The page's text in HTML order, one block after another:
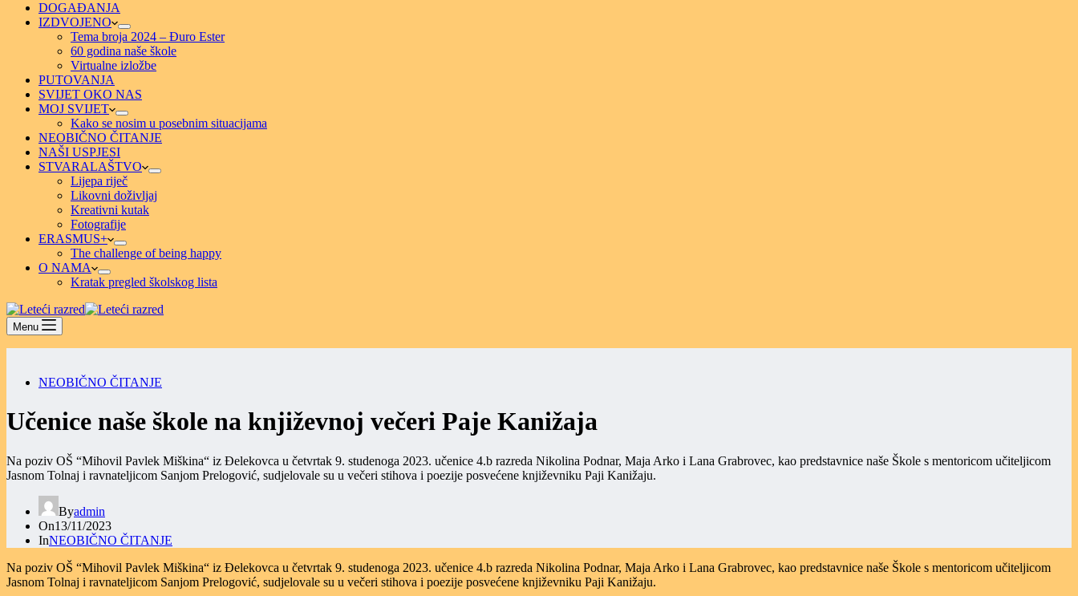
DOGAĐANJA
IZDVOJENO
Tema broja 2024 – Đuro Ester
60 godina naše škole
Virtualne izložbe
PUTOVANJA
SVIJET OKO NAS
MOJ SVIJET
Kako se nosim u posebnim situacijama
NEOBIČNO ČITANJE
NAŠI USPJESI
STVARALAŠTVO
Lijepa riječ
Likovni doživljaj
Kreativni kutak
Fotografije
ERASMUS+
The challenge of being happy
O NAMA
Kratak pregled školskog lista
Menu
NEOBIČNO ČITANJE
Učenice naše škole na književnoj večeri Paje Kanižaja
Na poziv OŠ “Mihovil Pavlek Miškina“ iz Đelekovca u četvrtak 9. studenoga 2023. učenice 4.b razreda Nikolina Podnar, Maja Arko i Lana Grabrovec, kao predstavnice naše Škole s mentoricom učiteljicom
Jasnom Tolnaj i ravnateljicom Sanjom Prelogović, sudjelovale su u večeri stihova i poezije posvećene književniku Paji Kanižaju.
Byadmin
On13/11/2023
InNEOBIČNO ČITANJE
Na poziv OŠ “Mihovil Pavlek Miškina“ iz Đelekovca u četvrtak 9. studenoga 2023. učenice 4.b razreda Nikolina Podnar, Maja Arko i Lana Grabrovec, kao predstavnice naše Škole s mentoricom učiteljicom
Jasnom Tolnaj i ravnateljicom Sanjom Prelogović, sudjelovale su u večeri stihova i poezije posvećene književniku Paji Kanižaju.